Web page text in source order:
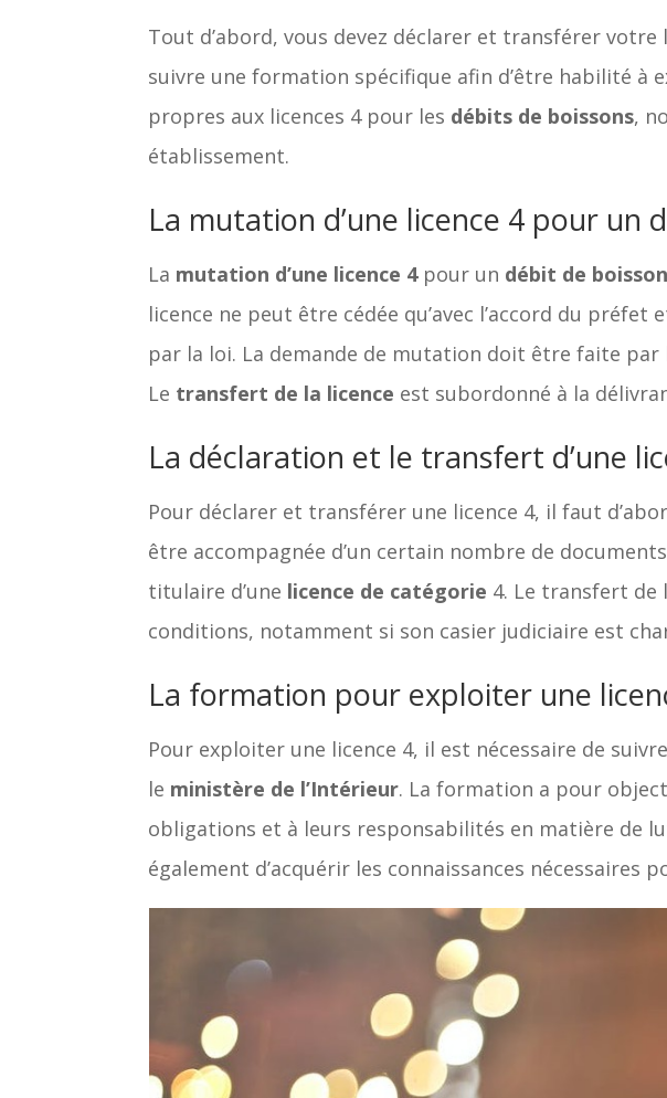
Tout d’abord, vous devez déclarer et transférer
suivre une formation spécifique afin d’être habilité à
propres aux licences 4 pour les débits de boissons,
établissement.
La mutation d’une licence 4 pour un
La mutation d’une licence 4pour un débit de
licence ne peut être cédée qu’avec l’accord du
par la loi. La demande de mutation doit être faite par
Le transfert de la licence est subordonné à la
La déclaration et le transfert d’une
Pour déclarer et transférer une licence 4, il faut
être accompagnée d’un certain nombre de
titulaire d’une licence de catégorie 4. Le transfert de
conditions, notamment si son casier judiciaire est
La formation pour exploiter une
Pour exploiter une licence 4, il est nécessaire de
le ministère de l’Intérieur. La formation a pour
obligations et à leurs responsabilités en matière de
également d’acquérir les connaissances